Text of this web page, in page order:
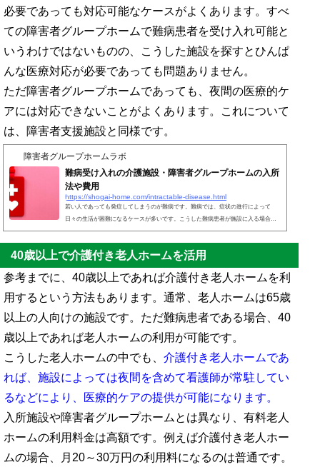
必要であっても対応可能なケースがよくあります。すべ
ての障害者グループホームで難病患者を受け入れ可能と
いうわけではないものの、こうした施設を探すとひんぱ
んな医療対応が必要であっても問題ありません。
ただ障害者グループホームであっても、夜間の医療的ケ
アには対応できないことがよくあります。これについて
は、障害者支援施設と同様です。
障害者グループホームラボ
難病受け入れの介護施設・障害者グループホームの入所
法や費用
https://shogai-home.com/intractable-disease.html
若い人であっても発症してしまうのが難病です。難病では、症状の進行によって
日々の生活が困難になるケースが多いです。こうした難病患者が施設に入る場合、
第一選択肢は障害者グループホームです。老人ホームは高齢者向けとなるため、65
歳未満でこうした介護施設を利用する人はほとんどいません。また、老人ホームは
費用が高額です。そのため、グループホームの利用なのです。なお中には、医療的
ケアが必要な状態になっている人がいるかもしれません。この場合、看護師を雇っ
ていたり、訪問看護が可能だったりする施設を利用するとい...
40歳以上で介護付き老人ホームを活用
参考までに、40歳以上であれば介護付き老人ホームを利
用するという方法もあります。通常、老人ホームは65歳
以上の人向けの施設です。ただ難病患者である場合、40
歳以上であれば老人ホームの利用が可能です。
こうした老人ホームの中でも、 介護付き老人ホームであ
れば、施設によっては夜間を含めて看護師が常駐してい
るなどにより、医療的ケアの提供が可能になります。
入所施設や障害者グループホームとは異なり、有料老人
ホームの利用料金は高額です。例えば介護付き老人ホー
ムの場合、月20～30万円の利用料になるのは普通です。